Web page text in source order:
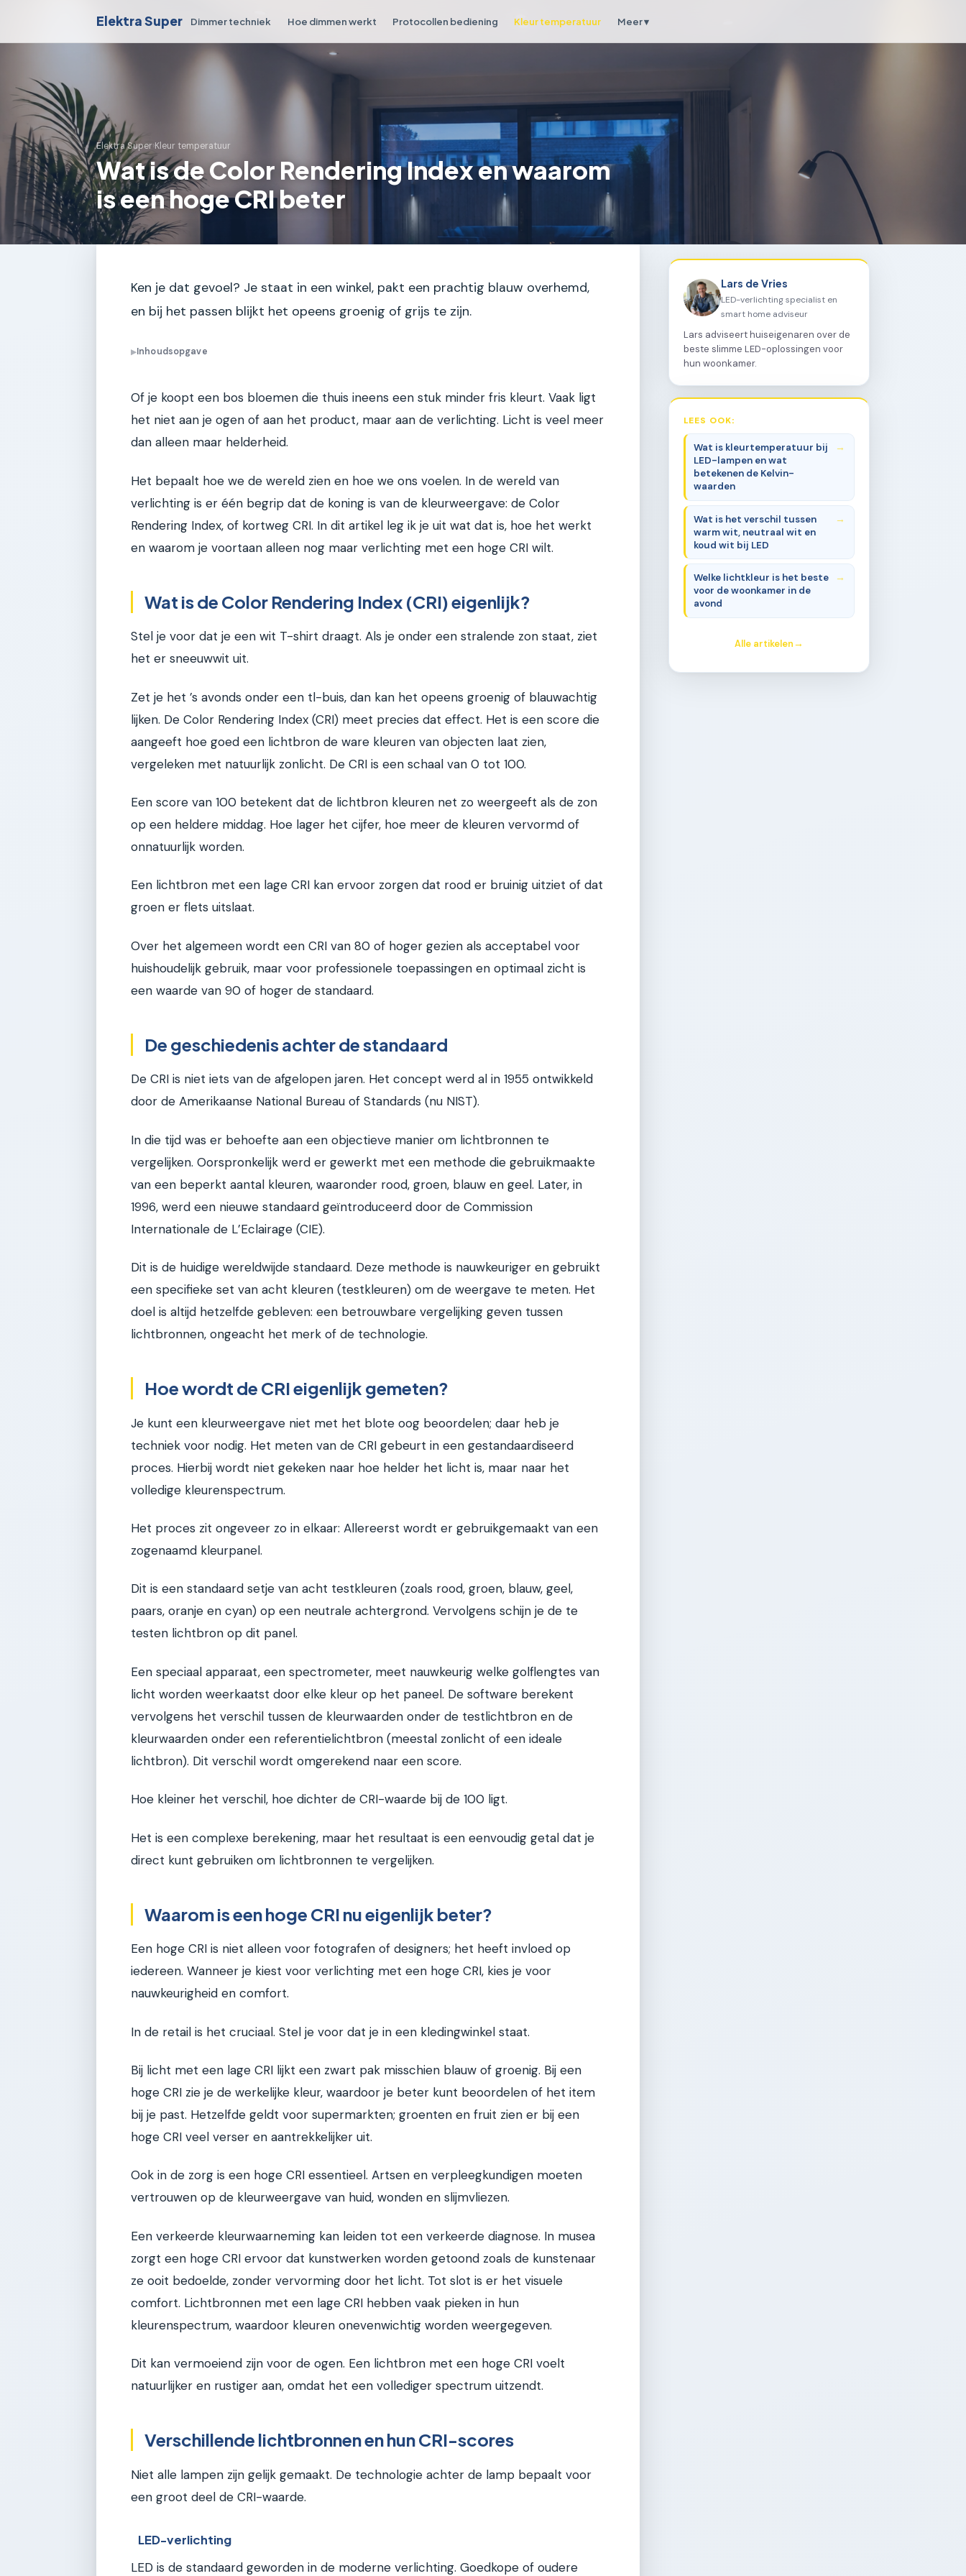
Elektra Super Dimmer techniek Hoe dimmen werkt Protocollen bediening Kleur temperatuur Meer ▾
Elektra Super›Kleur temperatuur
Wat is de Color Rendering Index en waarom
is een hoge CRI beter
Ken je dat gevoel? Je staat in een winkel, pakt een prachtig blauw overhemd,
en bij het passen blijkt het opeens groenig of grijs te zijn.
▶Inhoudsopgave
Of je koopt een bos bloemen die thuis ineens een stuk minder fris kleurt. Vaak ligt
het niet aan je ogen of aan het product, maar aan de verlichting. Licht is veel meer
dan alleen maar helderheid.
Het bepaalt hoe we de wereld zien en hoe we ons voelen. In de wereld van
verlichting is er één begrip dat de koning is van de kleurweergave: de Color
Rendering Index, of kortweg CRI. In dit artikel leg ik je uit wat dat is, hoe het werkt
en waarom je voortaan alleen nog maar verlichting met een hoge CRI wilt.
Wat is de Color Rendering Index (CRI) eigenlijk?
Stel je voor dat je een wit T-shirt draagt. Als je onder een stralende zon staat, ziet
het er sneeuwwit uit.
Zet je het ’s avonds onder een tl-buis, dan kan het opeens groenig of blauwachtig
lijken. De Color Rendering Index (CRI) meet precies dat effect. Het is een score die
aangeeft hoe goed een lichtbron de ware kleuren van objecten laat zien,
vergeleken met natuurlijk zonlicht. De CRI is een schaal van 0 tot 100.
Een score van 100 betekent dat de lichtbron kleuren net zo weergeeft als de zon
op een heldere middag. Hoe lager het cijfer, hoe meer de kleuren vervormd of
onnatuurlijk worden.
Een lichtbron met een lage CRI kan ervoor zorgen dat rood er bruinig uitziet of dat
groen er flets uitslaat.
Over het algemeen wordt een CRI van 80 of hoger gezien als acceptabel voor
huishoudelijk gebruik, maar voor professionele toepassingen en optimaal zicht is
een waarde van 90 of hoger de standaard.
De geschiedenis achter de standaard
De CRI is niet iets van de afgelopen jaren. Het concept werd al in 1955 ontwikkeld
door de Amerikaanse National Bureau of Standards (nu NIST).
In die tijd was er behoefte aan een objectieve manier om lichtbronnen te
vergelijken. Oorspronkelijk werd er gewerkt met een methode die gebruikmaakte
van een beperkt aantal kleuren, waaronder rood, groen, blauw en geel. Later, in
1996, werd een nieuwe standaard geïntroduceerd door de Commission
Internationale de L’Eclairage (CIE).
Dit is de huidige wereldwijde standaard. Deze methode is nauwkeuriger en gebruikt
een specifieke set van acht kleuren (testkleuren) om de weergave te meten. Het
doel is altijd hetzelfde gebleven: een betrouwbare vergelijking geven tussen
lichtbronnen, ongeacht het merk of de technologie.
Hoe wordt de CRI eigenlijk gemeten?
Je kunt een kleurweergave niet met het blote oog beoordelen; daar heb je
techniek voor nodig. Het meten van de CRI gebeurt in een gestandaardiseerd
proces. Hierbij wordt niet gekeken naar hoe helder het licht is, maar naar het
volledige kleurenspectrum.
Het proces zit ongeveer zo in elkaar: Allereerst wordt er gebruikgemaakt van een
zogenaamd kleurpanel.
Dit is een standaard setje van acht testkleuren (zoals rood, groen, blauw, geel,
paars, oranje en cyan) op een neutrale achtergrond. Vervolgens schijn je de te
testen lichtbron op dit panel.
Een speciaal apparaat, een spectrometer, meet nauwkeurig welke golflengtes van
licht worden weerkaatst door elke kleur op het paneel. De software berekent
vervolgens het verschil tussen de kleurwaarden onder de testlichtbron en de
kleurwaarden onder een referentielichtbron (meestal zonlicht of een ideale
lichtbron). Dit verschil wordt omgerekend naar een score.
Hoe kleiner het verschil, hoe dichter de CRI-waarde bij de 100 ligt.
Het is een complexe berekening, maar het resultaat is een eenvoudig getal dat je
direct kunt gebruiken om lichtbronnen te vergelijken.
Waarom is een hoge CRI nu eigenlijk beter?
Een hoge CRI is niet alleen voor fotografen of designers; het heeft invloed op
iedereen. Wanneer je kiest voor verlichting met een hoge CRI, kies je voor
nauwkeurigheid en comfort.
In de retail is het cruciaal. Stel je voor dat je in een kledingwinkel staat.
Bij licht met een lage CRI lijkt een zwart pak misschien blauw of groenig. Bij een
hoge CRI zie je de werkelijke kleur, waardoor je beter kunt beoordelen of het item
bij je past. Hetzelfde geldt voor supermarkten; groenten en fruit zien er bij een
hoge CRI veel verser en aantrekkelijker uit.
Ook in de zorg is een hoge CRI essentieel. Artsen en verpleegkundigen moeten
vertrouwen op de kleurweergave van huid, wonden en slijmvliezen.
Een verkeerde kleurwaarneming kan leiden tot een verkeerde diagnose. In musea
zorgt een hoge CRI ervoor dat kunstwerken worden getoond zoals de kunstenaar
ze ooit bedoelde, zonder vervorming door het licht. Tot slot is er het visuele
comfort. Lichtbronnen met een lage CRI hebben vaak pieken in hun
kleurenspectrum, waardoor kleuren onevenwichtig worden weergegeven.
Dit kan vermoeiend zijn voor de ogen. Een lichtbron met een hoge CRI voelt
natuurlijker en rustiger aan, omdat het een vollediger spectrum uitzendt.
Verschillende lichtbronnen en hun CRI-scores
Niet alle lampen zijn gelijk gemaakt. De technologie achter de lamp bepaalt voor
een groot deel de CRI-waarde.
LED-verlichting
LED is de standaard geworden in de moderne verlichting. Goedkope of oudere
Lars de Vries
LED-verlichting specialist en
smart home adviseur
Lars adviseert huiseigenaren over de
beste slimme LED-oplossingen voor
hun woonkamer.
LEES OOK:
Wat is kleurtemperatuur bij
LED-lampen en wat
betekenen de Kelvin-
waarden
Wat is het verschil tussen
warm wit, neutraal wit en
koud wit bij LED
Welke lichtkleur is het beste
voor de woonkamer in de
avond
Alle artikelen